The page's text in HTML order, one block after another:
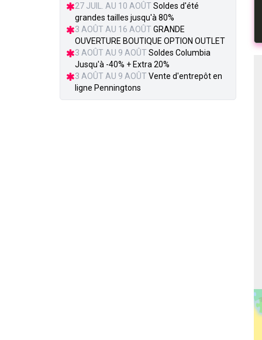
27 JUIL. AU 10 AOÛT Soldes d'été
grandes tailles jusqu'à 80%
3 AOÛT AU 16 AOÛT GRANDE
OUVERTURE BOUTIQUE OPTION OUTLET
3 AOÛT AU 9 AOÛT Soldes Columbia
Jusqu'à -40% + Extra 20%
3 AOÛT AU 9 AOÛT Vente d'entrepôt en
ligne Penningtons